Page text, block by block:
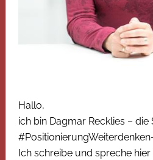
Hallo,
ich bin Dagmar Recklies –
Ich schreibe und spreche hier